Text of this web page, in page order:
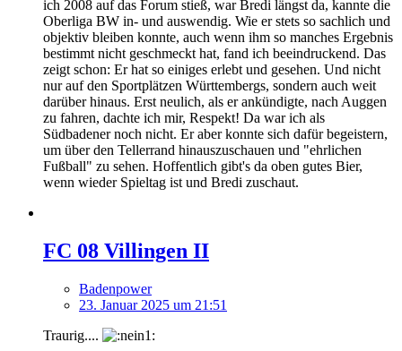
ich 2008 auf das Forum stieß, war Bredi längst da, kannte die
Oberliga BW in- und auswendig. Wie er stets so sachlich und
objektiv bleiben konnte, auch wenn ihm so manches Ergebnis
bestimmt nicht geschmeckt hat, fand ich beeindruckend. Das
zeigt schon: Er hat so einiges erlebt und gesehen. Und nicht
nur auf den Sportplätzen Württembergs, sondern auch weit
darüber hinaus. Erst neulich, als er ankündigte, nach Auggen
zu fahren, dachte ich mir, Respekt! Da war ich als
Südbadener noch nicht. Er aber konnte sich dafür begeistern,
um über den Tellerrand hinauszuschauen und "ehrlichen
Fußball" zu sehen. Hoffentlich gibt's da oben gutes Bier,
wenn wieder Spieltag ist und Bredi zuschaut.
FC 08 Villingen II
Badenpower
23. Januar 2025 um 21:51
Traurig....